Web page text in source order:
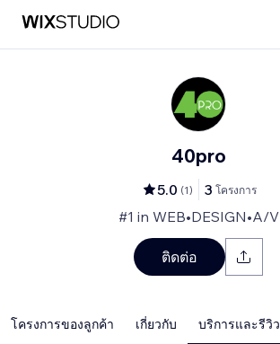
40pro
5.0 (1) 3 โครงการ
#1 in WEB•DESIGN•A/V
ติดต่อ
โครงการของลูกค้า เกี่ยวกับ บริการและรีวิว